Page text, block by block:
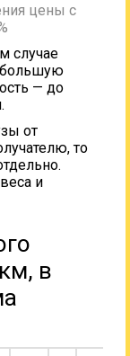
цены с
случае
большую
— до
от
то
и
в